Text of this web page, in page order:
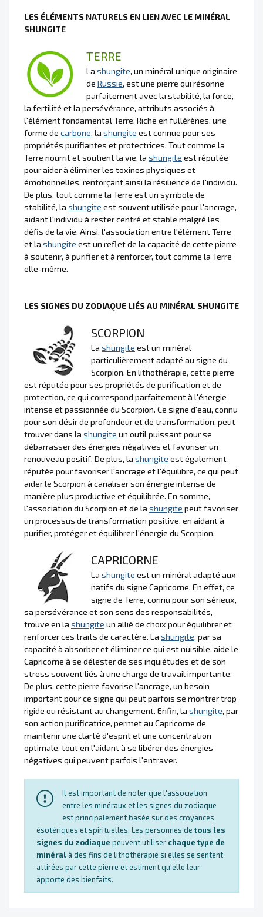
LES ÉLÉMENTS NATURELS EN LIEN AVEC LE MINÉRAL
SHUNGITE
TERRE
La shungite, un minéral unique originaire
de Russie, est une pierre qui résonne
parfaitement avec la stabilité, la force,
la fertilité et la persévérance, attributs associés à
l'élément fondamental Terre. Riche en fullérènes, une
forme de carbone, la shungite est connue pour ses
propriétés purifiantes et protectrices. Tout comme la
Terre nourrit et soutient la vie, la shungite est réputée
pour aider à éliminer les toxines physiques et
émotionnelles, renforçant ainsi la résilience de l'individu.
De plus, tout comme la Terre est un symbole de
stabilité, la shungite est souvent utilisée pour l'ancrage,
aidant l'individu à rester centré et stable malgré les
défis de la vie. Ainsi, l'association entre l'élément Terre
et la shungite est un reflet de la capacité de cette pierre
à soutenir, à purifier et à renforcer, tout comme la Terre
elle-même.
LES SIGNES DU ZODIAQUE LIÉS AU MINÉRAL SHUNGITE
SCORPION
La shungite est un minéral
particulièrement adapté au signe du
Scorpion. En lithothérapie, cette pierre
est réputée pour ses propriétés de purification et de
protection, ce qui correspond parfaitement à l'énergie
intense et passionnée du Scorpion. Ce signe d'eau, connu
pour son désir de profondeur et de transformation, peut
trouver dans la shungite un outil puissant pour se
débarrasser des énergies négatives et favoriser un
renouveau positif. De plus, la shungite est également
réputée pour favoriser l'ancrage et l'équilibre, ce qui peut
aider le Scorpion à canaliser son énergie intense de
manière plus productive et équilibrée. En somme,
l'association du Scorpion et de la shungite peut favoriser
un processus de transformation positive, en aidant à
purifier, protéger et équilibrer l'énergie du Scorpion.
CAPRICORNE
La shungite est un minéral adapté aux
natifs du signe Capricorne. En effet, ce
signe de Terre, connu pour son sérieux,
sa persévérance et son sens des responsabilités,
trouve en la shungite un allié de choix pour équilibrer et
renforcer ces traits de caractère. La shungite, par sa
capacité à absorber et éliminer ce qui est nuisible, aide le
Capricorne à se délester de ses inquiétudes et de son
stress souvent liés à une charge de travail importante.
De plus, cette pierre favorise l'ancrage, un besoin
important pour ce signe qui peut parfois se montrer trop
rigide ou résistant au changement. Enfin, la shungite, par
son action purificatrice, permet au Capricorne de
maintenir une clarté d'esprit et une concentration
optimale, tout en l'aidant à se libérer des énergies
négatives qui peuvent parfois l'entraver.
Il est important de noter que l'association
entre les minéraux et les signes du zodiaque
est principalement basée sur des croyances
ésotériques et spirituelles. Les personnes de tous les
signes du zodiaque peuvent utiliser chaque type de
minéralà des fins de lithothérapie si elles se sentent
attirées par cette pierre et estiment qu'elle leur
apporte des bienfaits.